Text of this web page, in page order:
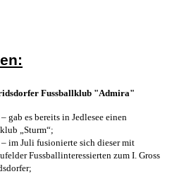
Fussballklub "Admira"
gab es bereits in Jedlesee einen
„Sturm“;
– im Juli fusionierte sich dieser mit
Fussballinteressierten zum I. Gross
;